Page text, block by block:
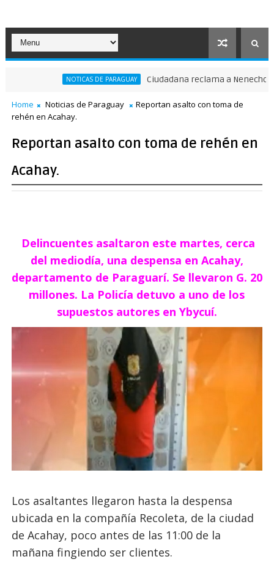
NOTICAS DE PARAGUAY Ciudadana reclama a Nenecho:
pleno Puente de la Amistad
Home Noticias de Paraguay
Reportan asalto con toma de
rehén en Acahay.
Reportan asalto con toma de rehén en
Acahay.
Delincuentes asaltaron este martes, cerca
del mediodía, una despensa en Acahay,
departamento de Paraguarí. Se llevaron G. 20
millones. La Policía detuvo a uno de los
supuestos autores en Ybycuí.
Los asaltantes llegaron hasta la despensa
ubicada en la compañía Recoleta, de la ciudad
de Acahay, poco antes de las 11:00 de la
mañana fingiendo ser clientes.